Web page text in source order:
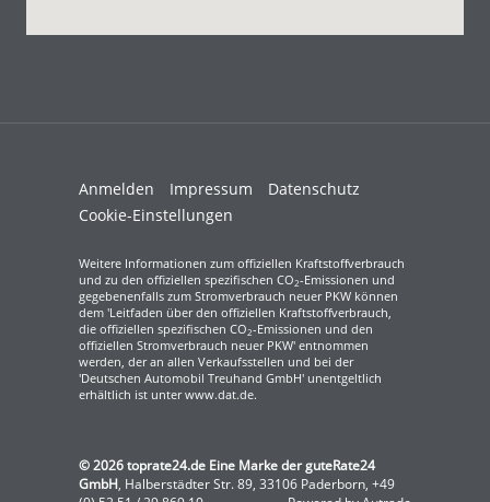
Anmelden Impressum
Datenschutz
Cookie-Einstellungen
Weitere Informationen zum offiziellen Kraftstoffverbrauch
und zu den offiziellen spezifischen CO2-Emissionen und
gegebenenfalls zum Stromverbrauch neuer PKW können
dem 'Leitfaden über den offiziellen Kraftstoffverbrauch,
die offiziellen spezifischen CO2-Emissionen und den
offiziellen Stromverbrauch neuer PKW' entnommen
werden, der an allen Verkaufsstellen und bei der
'Deutschen Automobil Treuhand GmbH' unentgeltlich
erhältlich ist unter www.dat.de.
© 2026toprate24.de Eine Marke der guteRate24
GmbH, Halberstädter Str. 89, 33106 Paderborn, +49